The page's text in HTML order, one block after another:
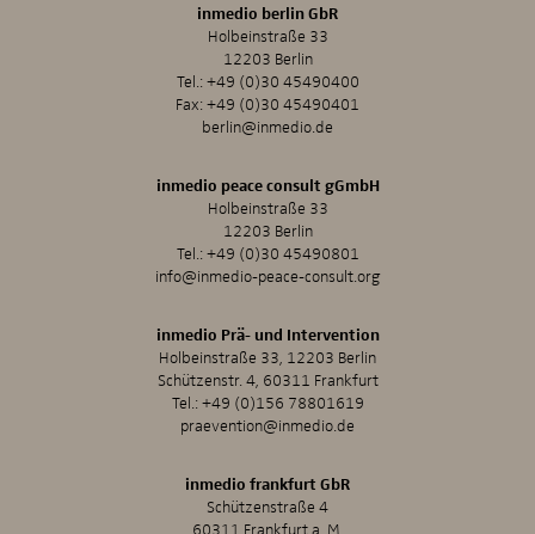
inmedio berlin GbR
Holbeinstraße 33
12203 Berlin
Tel.:+49 (0)30 45490400
Fax: +49 (0)30 45490401
berlin@inmedio.de
inmedio peace consult gGmbH
Holbeinstraße 33
12203 Berlin
Tel.:+49 (0)30 45490801
info@inmedio-peace-consult.org
inmedio Prä- und Intervention
Holbeinstraße 33, 12203 Berlin
Schützenstr. 4, 60311 Frankfurt
Tel.:+49 (0)156 78801619
praevention@inmedio.de
inmedio frankfurt GbR
Schützenstraße 4
60311 Frankfurt a. M.